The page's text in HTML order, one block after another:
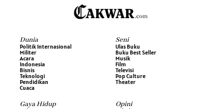
Dunia
Politik Internasional
Militer
Acara
Indonesia
Bisnis
Teknologi
Pendidikan
Cuaca
Seni
Ulas Buku
Buku Best Seller
Musik
Film
Televisi
Pop Culture
Theater
Gaya Hidup Opini